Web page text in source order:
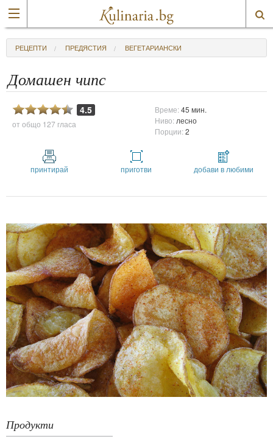
РЕЦЕПТИ ПРЕДЯСТИЯ ВЕГЕТАРИАНСКИ
Домашен чипс
4.5
от общо 127 гласа
Време:45 мин.
Ниво: лесно
Порции:2
принтирай приготви добави в любими
Продукти